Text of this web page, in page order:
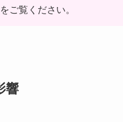
をご覧ください。
響